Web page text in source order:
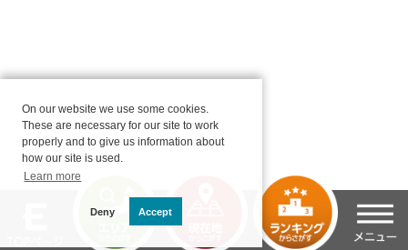
On our website we use some cookies.
These are necessary for our site to work
properly and to give us information about
how our site is used.
Learn more
Deny Accept